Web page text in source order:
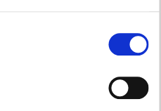
Goois
andere woorden: de